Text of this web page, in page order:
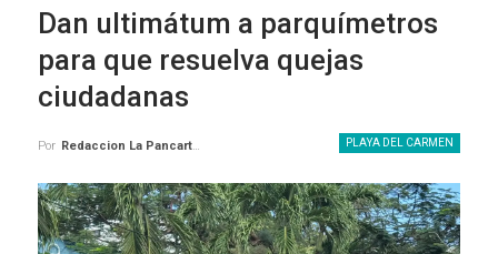
Dan ultimátum a parquímetros
para que resuelva quejas
ciudadanas
PLAYA DEL CARMEN
Por Redaccion La Pancarta De Quintana Roo